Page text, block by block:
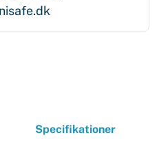
Specifikationer